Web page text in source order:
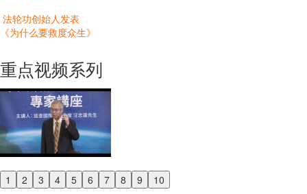
法轮功创始人发表
《为什么要救度众生》
重点视频系列
1 2 3 4 5 6 7 8 9 10
Previous